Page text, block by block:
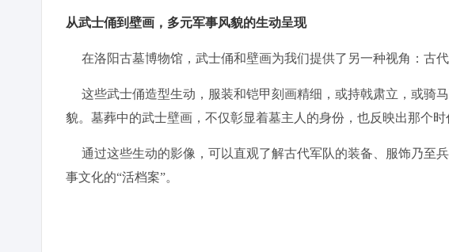
从武士俑到壁画，多元军事风貌的生动呈现
在洛阳古墓博物馆，武士俑和壁画为我们提供了另一种视角：古代
这些武士俑造型生动，服装和铠甲刻画精细，或持戟肃立，或骑
貌。墓葬中的武士壁画，不仅彰显着墓主人的身份，也反映出那个时
通过这些生动的影像，可以直观了解古代军队的装备、服饰乃至
事文化的“活档案”。